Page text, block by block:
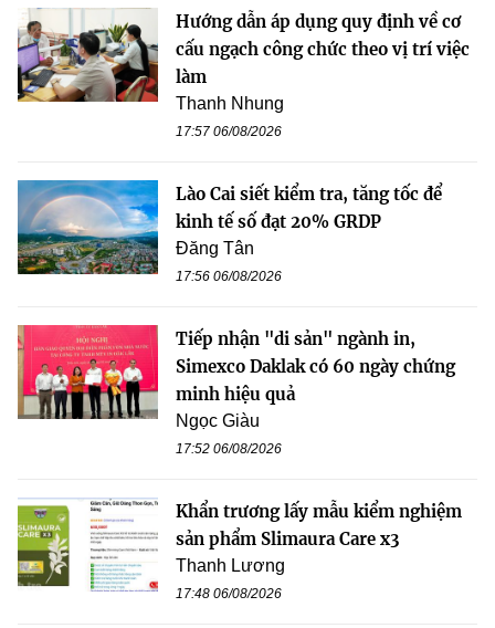
Hướng dẫn áp dụng quy định về cơ
cấu ngạch công chức theo vị trí việc
làm
Thanh Nhung
17:57 06/08/2026
Lào Cai siết kiểm tra, tăng tốc để
kinh tế số đạt 20% GRDP
Đăng Tân
17:56 06/08/2026
Tiếp nhận "di sản" ngành in,
Simexco Daklak có 60 ngày chứng
minh hiệu quả
Ngọc Giàu
17:52 06/08/2026
Khẩn trương lấy mẫu kiểm nghiệm
sản phẩm Slimaura Care x3
Thanh Lương
17:48 06/08/2026